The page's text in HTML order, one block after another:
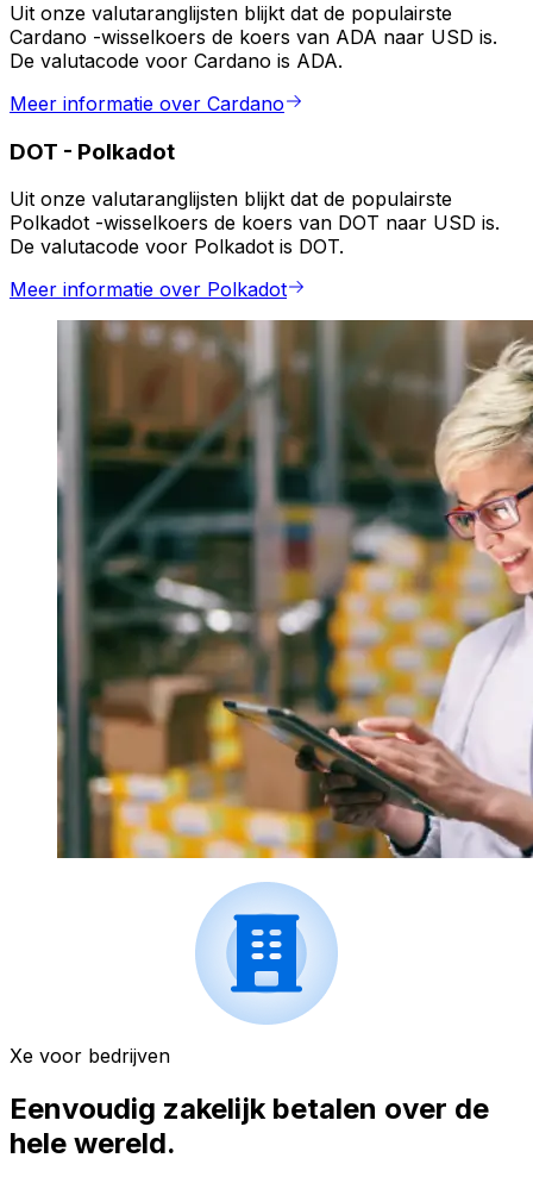
Uit onze valutaranglijsten blijkt dat de populairste
Cardano -wisselkoers de koers van ADA naar USD is.
De valutacode voor Cardano is ADA.
Meer informatie over Cardano
DOT - Polkadot
Uit onze valutaranglijsten blijkt dat de populairste
Polkadot -wisselkoers de koers van DOT naar USD is.
De valutacode voor Polkadot is DOT.
Meer informatie over Polkadot
Xe voor bedrijven
Eenvoudig zakelijk betalen over de
hele wereld.